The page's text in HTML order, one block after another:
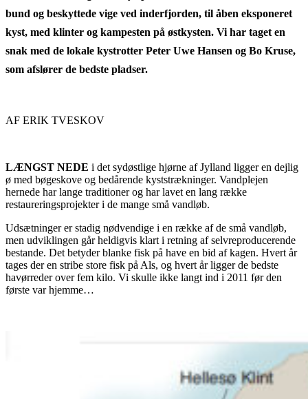
bund og beskyttede vige ved inderfjorden, til åben eksponeret
kyst, med klinter og kampesten på østkysten. Vi har taget en
snak med de lokale kystrotter Peter Uwe Hansen og Bo Kruse,
som afslører de bedste pladser.
AF ERIK TVESKOV
LÆNGST NEDE i det sydøstlige hjørne af Jylland ligger en dejlig
ø med bøgeskove og bedårende kyststrækninger. Vandplejen
hernede har lange traditioner og har lavet en lang række
restaureringsprojekter i de mange små vandløb.
Udsætninger er stadig nødvendige i en række af de små vandløb,
men udviklingen går heldigvis klart i retning af selvreproducerende
bestande. Det betyder blanke fisk på have en bid af kagen. Hvert år
tages der en stribe store fisk på Als, og hvert år ligger de bedste
havørreder over fem kilo. Vi skulle ikke langt ind i 2011 før den
første var hjemme…